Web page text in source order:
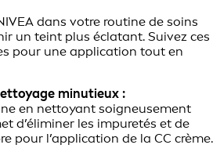
dans votre routine de soins
un teint plus éclatant. Suivez ces
pour une application tout en
minutieux :
en nettoyant soigneusement
d’éliminer les impuretés et de
pour l’application de la CC crème.